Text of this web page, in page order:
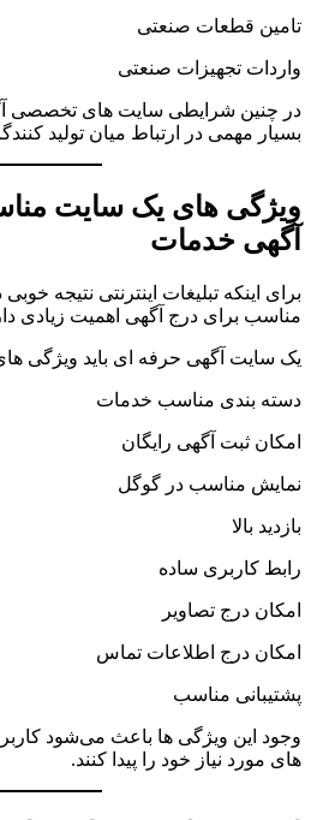
تامین قطعات صنعتی
واردات تجهیزات صنعتی
در چنین شرایطی سایت های تخصصی
بسیار مهمی در ارتباط میان تولید
ویژگی های یک سایت
آگهی خدمات
برای اینکه تبلیغات اینترنتی نتیجه
مناسب برای درج آگهی اهمیت زیادی
یک سایت آگهی حرفه ای باید ویژگی
دسته بندی مناسب خدمات
امکان ثبت آگهی رایگان
نمایش مناسب در گوگل
بازدید بالا
رابط کاربری ساده
امکان درج تصاویر
امکان درج اطلاعات تماس
پشتیبانی مناسب
وجود این ویژگی ها باعث می‌شود
های مورد نیاز خود را پیدا کنند.